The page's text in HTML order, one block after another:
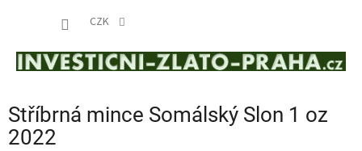
CZK
Stříbrná mince Somálský Slon 1 oz
2022